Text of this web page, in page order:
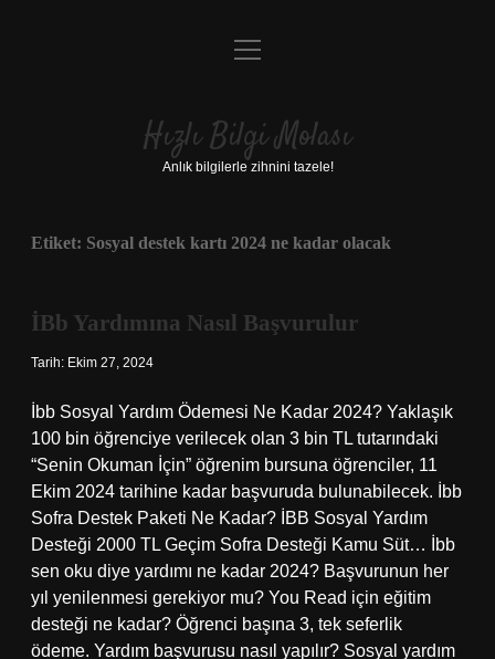
Anasayfa
Yasal Uyarı
menüyü
Hızlı Bilgi Molası
Anlık bilgilerle zihnini tazele!
Etiket: Sosyal destek kartı 2024 ne kadar olacak
İBb Yardımına Nasıl Başvurulur
Tarih: Ekim 27, 2024
İbb Sosyal Yardım Ödemesi Ne Kadar 2024? Yaklaşık
100 bin öğrenciye verilecek olan 3 bin TL tutarındaki
“Senin Okuman İçin” öğrenim bursuna öğrenciler, 11
Ekim 2024 tarihine kadar başvuruda bulunabilecek. İbb
Sofra Destek Paketi Ne Kadar? İBB Sosyal Yardım
Desteği 2000 TL Geçim Sofra Desteği Kamu Süt… İbb
sen oku diye yardımı ne kadar 2024? Başvurunun her
yıl yenilenmesi gerekiyor mu? You Read için eğitim
desteği ne kadar? Öğrenci başına 3, tek seferlik
ödeme. Yardım başvurusu nasıl yapılır? Sosyal yardım